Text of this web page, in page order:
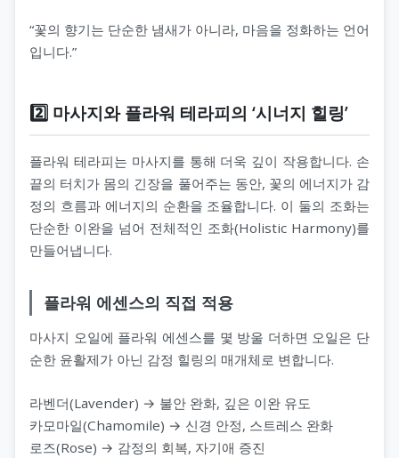
“꽃의 향기는 단순한 냄새가 아니라, 마음을 정화하는 언어
입니다.”
2️⃣ 마사지와 플라워 테라피의 ‘시너지 힐링’
플라워 테라피는 마사지를 통해 더욱 깊이 작용합니다. 손
끝의 터치가 몸의 긴장을 풀어주는 동안, 꽃의 에너지가 감
정의 흐름과 에너지의 순환을 조율합니다. 이 둘의 조화는
단순한 이완을 넘어 전체적인 조화(Holistic Harmony)를
만들어냅니다.
플라워 에센스의 직접 적용
마사지 오일에 플라워 에센스를 몇 방울 더하면 오일은 단
순한 윤활제가 아닌 감정 힐링의 매개체로 변합니다.
라벤더(Lavender) → 불안 완화, 깊은 이완 유도
카모마일(Chamomile) → 신경 안정, 스트레스 완화
로즈(Rose) → 감정의 회복, 자기애 증진